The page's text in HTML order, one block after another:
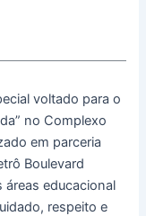
voltado para o
no Complexo
em parceria
Boulevard
áreas educacional
respeito e